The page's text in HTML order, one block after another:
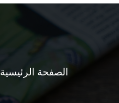
الصفحة الرئيسية